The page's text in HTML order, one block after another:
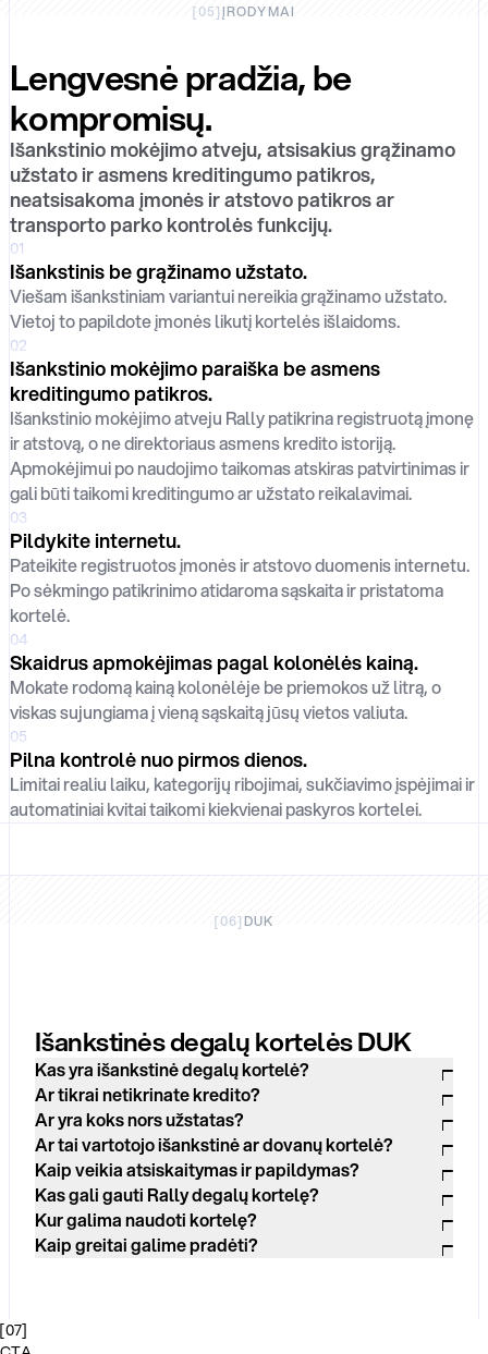
[05]ĮRODYMAI
Lengvesnė pradžia, be
kompromisų.
Išankstinio mokėjimo atveju, atsisakius grąžinamo
užstato ir asmens kreditingumo patikros,
neatsisakoma įmonės ir atstovo patikros ar
transporto parko kontrolės funkcijų.
01
Išankstinis be grąžinamo užstato.
Viešam išankstiniam variantui nereikia grąžinamo užstato.
Vietoj to papildote įmonės likutį kortelės išlaidoms.
02
Išankstinio mokėjimo paraiška be asmens
kreditingumo patikros.
Išankstinio mokėjimo atveju Rally patikrina registruotą įmonę
ir atstovą, o ne direktoriaus asmens kredito istoriją.
Apmokėjimui po naudojimo taikomas atskiras patvirtinimas ir
gali būti taikomi kreditingumo ar užstato reikalavimai.
03
Pildykite internetu.
Pateikite registruotos įmonės ir atstovo duomenis internetu.
Po sėkmingo patikrinimo atidaroma sąskaita ir pristatoma
kortelė.
04
Skaidrus apmokėjimas pagal kolonėlės kainą.
Mokate rodomą kainą kolonėlėje be priemokos už litrą, o
viskas sujungiama į vieną sąskaitą jūsų vietos valiuta.
05
Pilna kontrolė nuo pirmos dienos.
Limitai realiu laiku, kategorijų ribojimai, sukčiavimo įspėjimai ir
automatiniai kvitai taikomi kiekvienai paskyros kortelei.
[06]DUK
Išankstinės degalų kortelės DUK
Kas yra išankstinė degalų kortelė?
Ar tikrai netikrinate kredito?
Ar yra koks nors užstatas?
Ar tai vartotojo išankstinė ar dovanų kortelė?
Kaip veikia atsiskaitymas ir papildymas?
Kas gali gauti Rally degalų kortelę?
Kur galima naudoti kortelę?
Kaip greitai galime pradėti?
[07]